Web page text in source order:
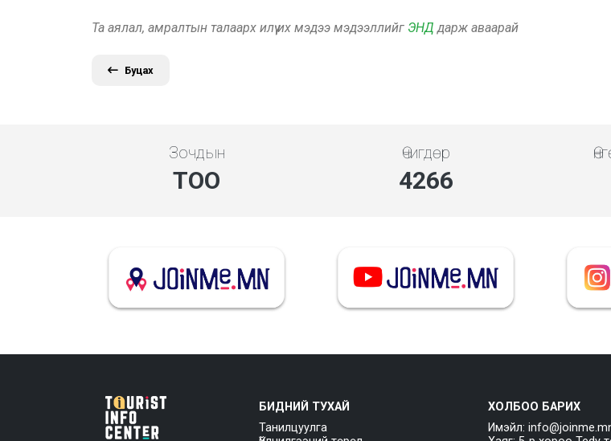
Та аялал, амралтын талаарх илүү их мэдээ мэдээллийг ЭНД дарж аваарай
Буцах
Зочдын
ТОО
Өчигдөр
4948
БИДНИЙ ТУХАЙ
Танилцуулга
ХОЛБОО БАРИХ
Имэйл: